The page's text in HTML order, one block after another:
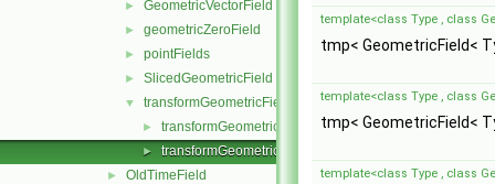
► GeometricVectorField
► geometricZeroField
► pointFields
► SlicedGeometricField
▼ transformGeometricField
► transformGeometricField.C
► transformGeometricField.H
► OldTimeField
template<class Type , class
tmp< GeometricField<
template<class Type , class
tmp< GeometricField<
template<class Type , class